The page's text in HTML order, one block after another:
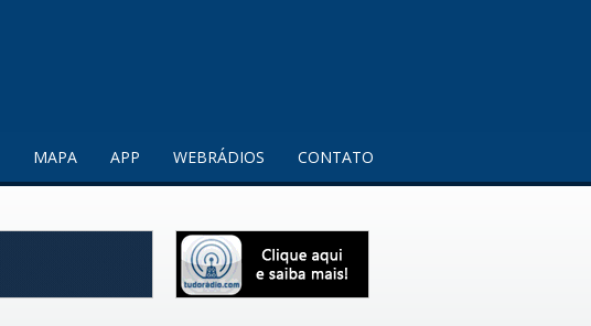
MAPA APP WEBRÁDIOS CONTATO